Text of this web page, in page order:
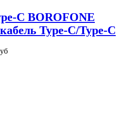
C BOROFONE
Type-C/Type-C